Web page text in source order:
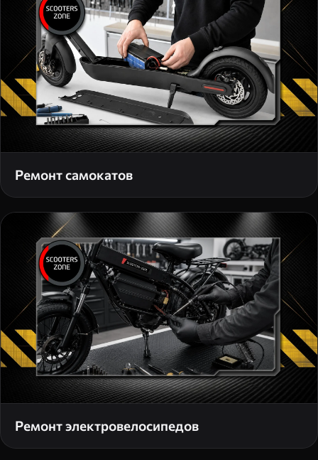
Ремонт самокатов
Ремонт электровелосипедов